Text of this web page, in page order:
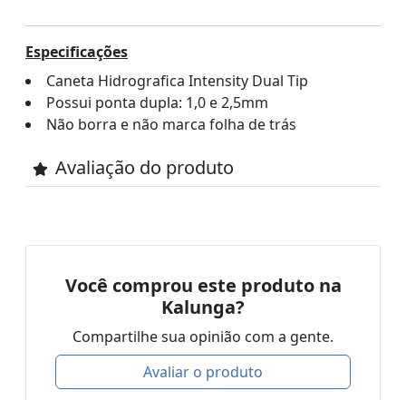
Especificações
Caneta Hidrografica Intensity Dual Tip
Possui ponta dupla: 1,0 e 2,5mm
Não borra e não marca folha de trás
Avaliação do produto
Você comprou este produto na
Kalunga?
Compartilhe sua opinião com a gente.
Avaliar o produto